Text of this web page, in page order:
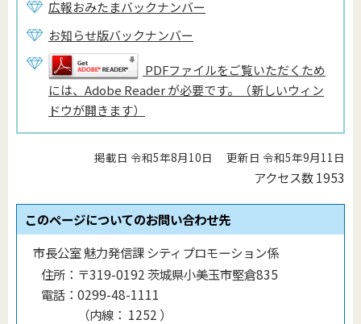
広報おみたまバックナンバー
お知らせ版バックナンバー
PDFファイルをご覧いただくため
には、Adobe Reader が必要です。（新しいウィン
ドウが開きます）
掲載日 令和5年8月10日 更新日 令和5年9月11日
アクセス数1953
このページについてのお問い合わせ先
市長公室 魅力発信課 シティプロモーション係
住所： 〒319-0192 茨城県小美玉市堅倉835
電話： 0299-48-1111
（内線 ： 1252 ）